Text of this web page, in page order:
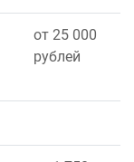
от 25 000
рублей